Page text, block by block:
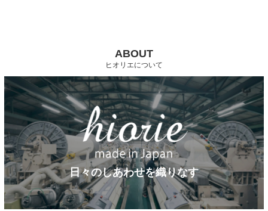
ABOUT
ヒオリエについて
日々のしあわせを織りなす